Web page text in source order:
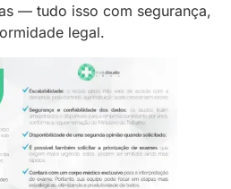
— tudo isso com segurança,
legal.